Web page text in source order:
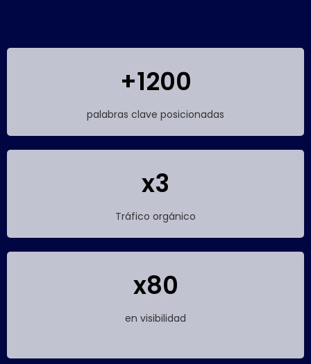
+1200
palabras clave posicionadas
x3
Tráfico orgánico
x80
en visibilidad